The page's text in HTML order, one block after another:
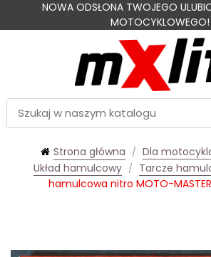
NOWA ODSŁONA TWOJEGO
MOTOCYKLOWEGO!
Strona główna Dla
Układ hamulcowy
Tarcze
hamulcowa nitro MOTO-